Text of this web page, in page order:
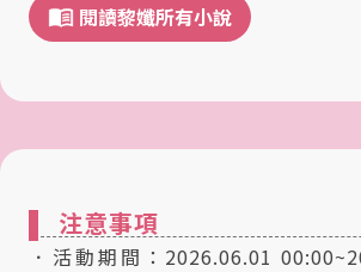
閱讀黎孅所有小說
注意事項
活動期間：2026.06.01